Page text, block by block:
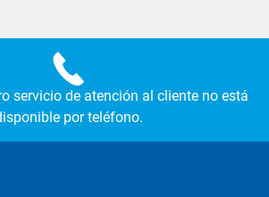
servicio de atención al cliente no está
por teléfono.